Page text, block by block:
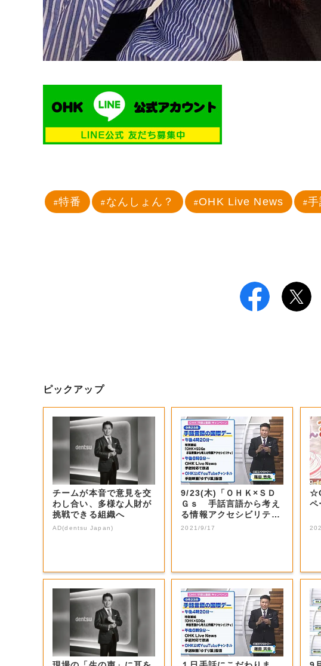
特番 なんしょん？ OHK Live News 手
ピックアップ
チームが本音で意見を交
わし合い、多様な人財が
挑戦できる組織へ
AD(dentsu Japan)
9/23(木)「ＯＨＫ×ＳＤ
Ｇｓ 手話言語から考え
る情報アクセシビリテ
ィ」 | ...
2021/9/17